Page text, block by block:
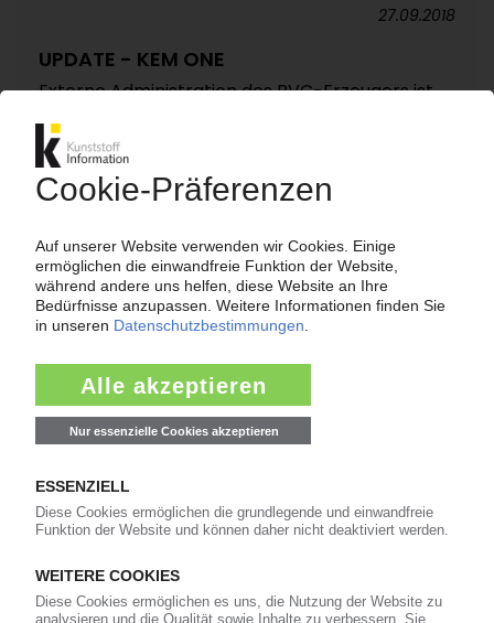
27.09.2018
UPDATE - KEM ONE
Externe Administration des PVC-Erzeugers ist
BENVIC
Besitzer / OpenGate verkauft an Eigner von
Polynt-Reichhold
23.01.2018
OMNIPLAST